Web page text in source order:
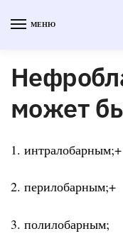
МЕНЮ
может
1. интралобарным;+
2. перилобарным;+
3. полилобарным;